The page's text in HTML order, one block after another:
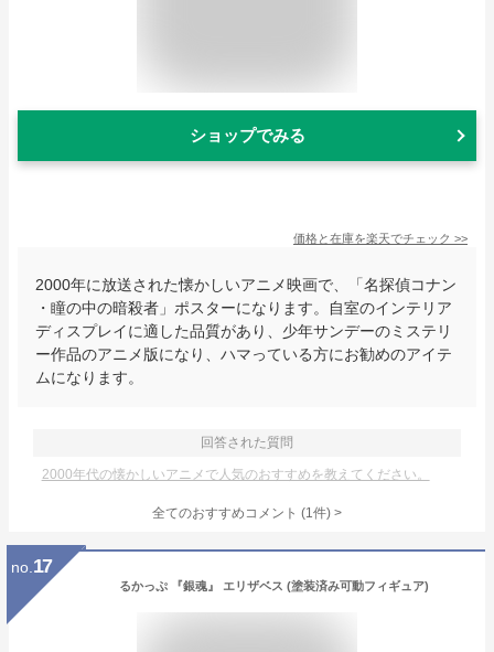
ショップでみる
価格と在庫を楽天でチェック >>
2000年に放送された懐かしいアニメ映画で、「名探偵コナン
・瞳の中の暗殺者」ポスターになります。自室のインテリア
ディスプレイに適した品質があり、少年サンデーのミステリ
ー作品のアニメ版になり、ハマっている方にお勧めのアイテ
ムになります。
回答された質問
2000年代の懐かしいアニメで人気のおすすめを教えてください。
全てのおすすめコメント (1件) >
no. 17
るかっぷ 『銀魂』 エリザベス (塗装済み可動フィギュア)